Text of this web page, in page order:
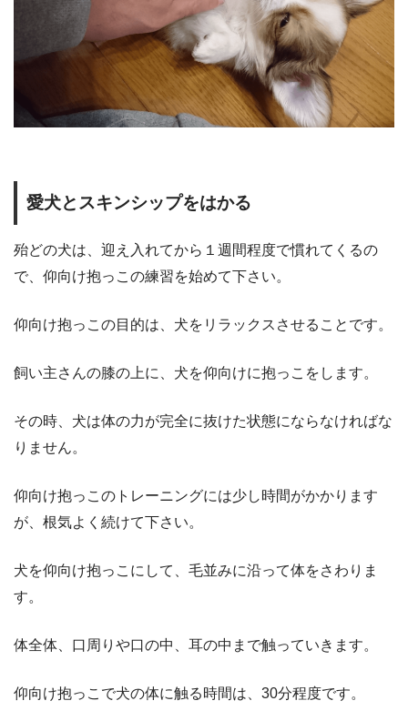
愛犬とスキンシップをはかる
殆どの犬は、迎え入れてから１週間程度で慣れてくるの
で、仰向け抱っこの練習を始めて下さい。
仰向け抱っこの目的は、犬をリラックスさせることです。
飼い主さんの膝の上に、犬を仰向けに抱っこをします。
その時、犬は体の力が完全に抜けた状態にならなければな
りません。
仰向け抱っこのトレーニングには少し時間がかかります
が、根気よく続けて下さい。
犬を仰向け抱っこにして、毛並みに沿って体をさわりま
す。
体全体、口周りや口の中、耳の中まで触っていきます。
仰向け抱っこで犬の体に触る時間は、30分程度です。